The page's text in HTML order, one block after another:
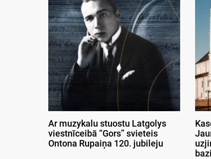
Ar muzykalu stuostu Latgolys
viestnīceibā “Gors” svieteis
Ontona Rupaiņa 120. jubileju